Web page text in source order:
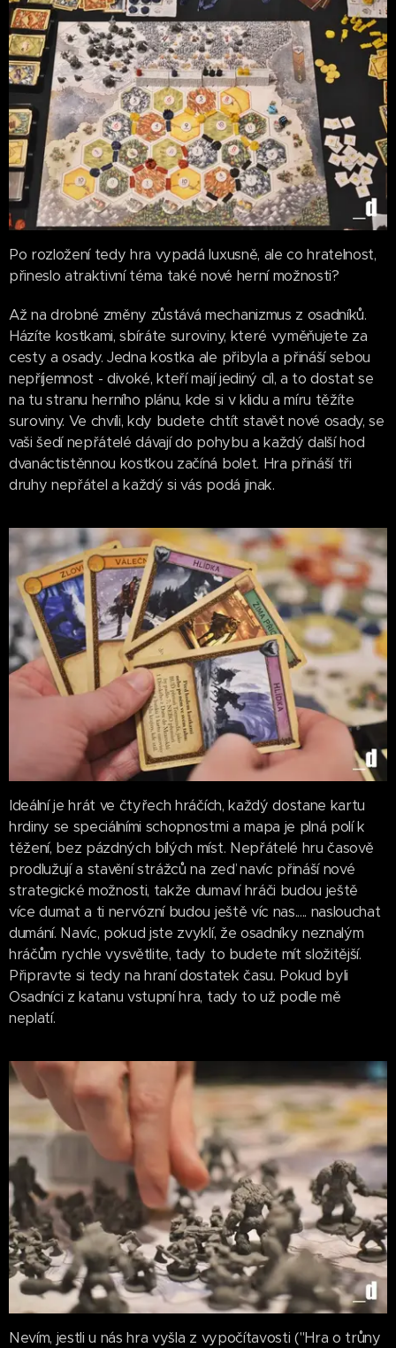
Po rozložení tedy hra vypadá luxusně, ale co hratelnost,
přineslo atraktivní téma také nové herní možnosti?
Až na drobné změny zůstává mechanizmus z osadníků.
Házíte kostkami, sbíráte suroviny, které vyměňujete za
cesty a osady. Jedna kostka ale přibyla a přináší sebou
nepříjemnost - divoké, kteří mají jediný cíl, a to dostat se
na tu stranu herního plánu, kde si v klidu a míru těžíte
suroviny. Ve chvíli, kdy budete chtít stavět nové osady, se
vaši šedí nepřátelé dávají do pohybu a každý další hod
dvanáctistěnnou kostkou začíná bolet. Hra přináší tři
druhy nepřátel a každý si vás podá jinak.
Ideální je hrát ve čtyřech hráčích, každý dostane kartu
hrdiny se speciálními schopnostmi a mapa je plná polí k
těžení, bez pázdných bílých míst. Nepřátelé hru časově
prodlužují a stavění strážců na zeď navíc přináší nové
strategické možnosti, takže dumaví hráči budou ještě
více dumat a ti nervózní budou ještě víc nas..... naslouchat
dumání. Navíc, pokud jste zvyklí, že osadníky neznalým
hráčům rychle vysvětlite, tady to budete mít složitější.
Připravte si tedy na hraní dostatek času. Pokud byli
Osadníci z katanu vstupní hra, tady to už podle mě
neplatí.
Nevím, jestli u nás hra vyšla z vypočítavosti ("Hra o trůny